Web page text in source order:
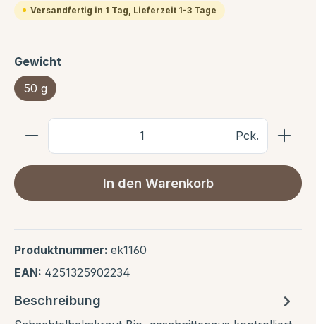
Versandfertig in 1 Tag, Lieferzeit 1-3 Tage
Gewicht
50 g
Pck.
In den Warenkorb
Produktnummer: ek1160
EAN: 4251325902234
Beschreibung